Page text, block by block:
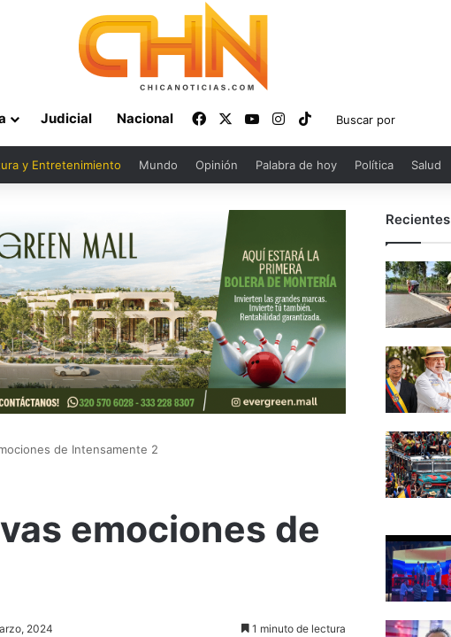
Judicial Nacional FacebookYouTubeInstagram
TikTok
y Entretenimiento Mundo Opinión Palabra de hoy Política Salud
de Intensamente 2
emociones de
2024 1 minuto de lectura
Recientes